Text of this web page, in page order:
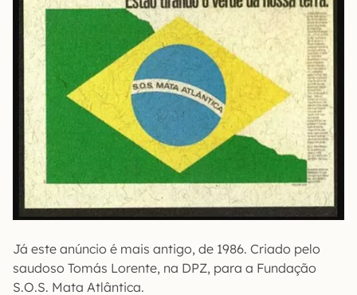
Já este anúncio é mais antigo, de 1986. Criado pelo
saudoso Tomás Lorente, na DPZ, para a Fundação
S.O.S. Mata Atlântica.